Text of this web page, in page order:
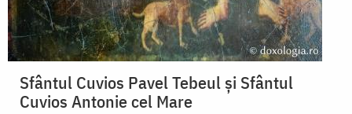
Sfântul Cuvios Pavel Tebeul și Sfântul
Cuvios Antonie cel Mare